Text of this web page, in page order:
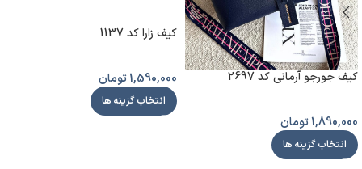
کیف جورجو آرمانی کد 2697
1,890,000تومان
انتخاب گزینه ها
کیف زارا کد 1137
1,590,000تومان
انتخاب گزینه ها